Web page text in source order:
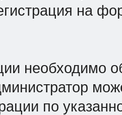
на
необходимо
по